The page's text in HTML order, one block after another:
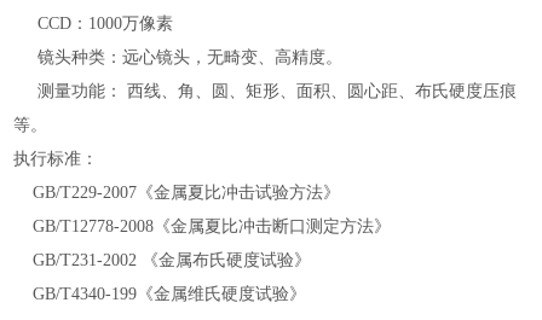
CCD：1000万像素
镜头种类：远心镜头，无畸变、高精度。
测量功能： 西线、角、圆、矩形、面积、圆心距、布氏硬度压痕
等。
执行标准：
GB/T229-2007《金属夏比冲击试验方法》
GB/T12778-2008《金属夏比冲击断口测定方法》
GB/T231-2002 《金属布氏硬度试验》
GB/T4340-199《金属维氏硬度试验》